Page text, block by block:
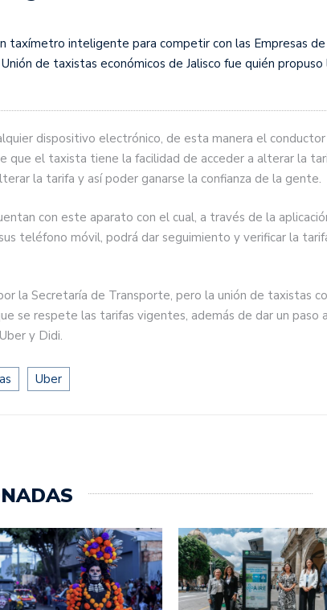
taxímetro inteligente para competir con las Empresas de
de taxistas económicos de Jalisco fue quién propuso
dispositivo electrónico, de esta manera el conductor
que el taxista tiene la facilidad de acceder a alterar la
la tarifa y así poder ganarse la confianza de la gente.
con este aparato con el cual, a través de la
teléfono móvil, podrá dar seguimiento y verificar la
la Secretaría de Transporte, pero la unión de taxistas
se respete las tarifas vigentes, además de dar un paso
y Didi.
Uber